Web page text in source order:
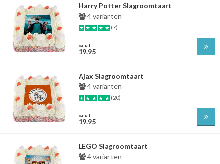
Harry Potter Slagroomtaart
4 varianten
(7)
vanaf
19.95
Ajax Slagroomtaart
4 varianten
(20)
vanaf
19.95
LEGO Slagroomtaart
4 varianten